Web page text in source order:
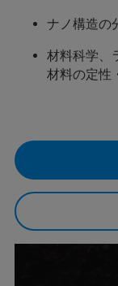
ナノ構造の
材料科学、
材料の定性